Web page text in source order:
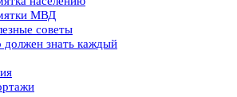
МВД
советы
должен знать каждый